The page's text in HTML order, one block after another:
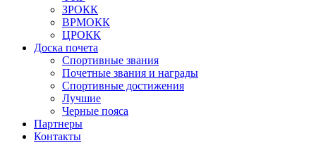
ЗРОКК
ВРМОКК
ЦРОКК
Доска почета
Спортивные звания
Почетные звания и награды
Спортивные достижения
Лучшие
Черные пояса
Партнеры
Контакты